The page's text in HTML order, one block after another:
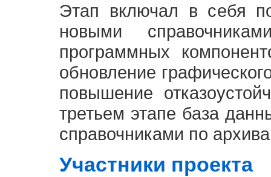
Этап включал в себя
новыми
программных
обновление
повышение
третьем этапе база
справочниками по
Участники проекта